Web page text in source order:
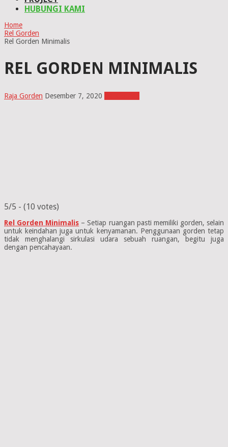
HUBUNGI KAMI
Home
Rel Gorden
Rel Gorden Minimalis
REL GORDEN MINIMALIS
Raja Gorden Desember 7, 2020
5/5 - (10 votes)
Rel Gorden Minimalis – Setiap ruangan pasti memiliki gorden, selain
untuk keindahan juga untuk kenyamanan. Penggunaan gorden tetap
tidak menghalangi sirkulasi udara sebuah ruangan, begitu juga
dengan pencahayaan.